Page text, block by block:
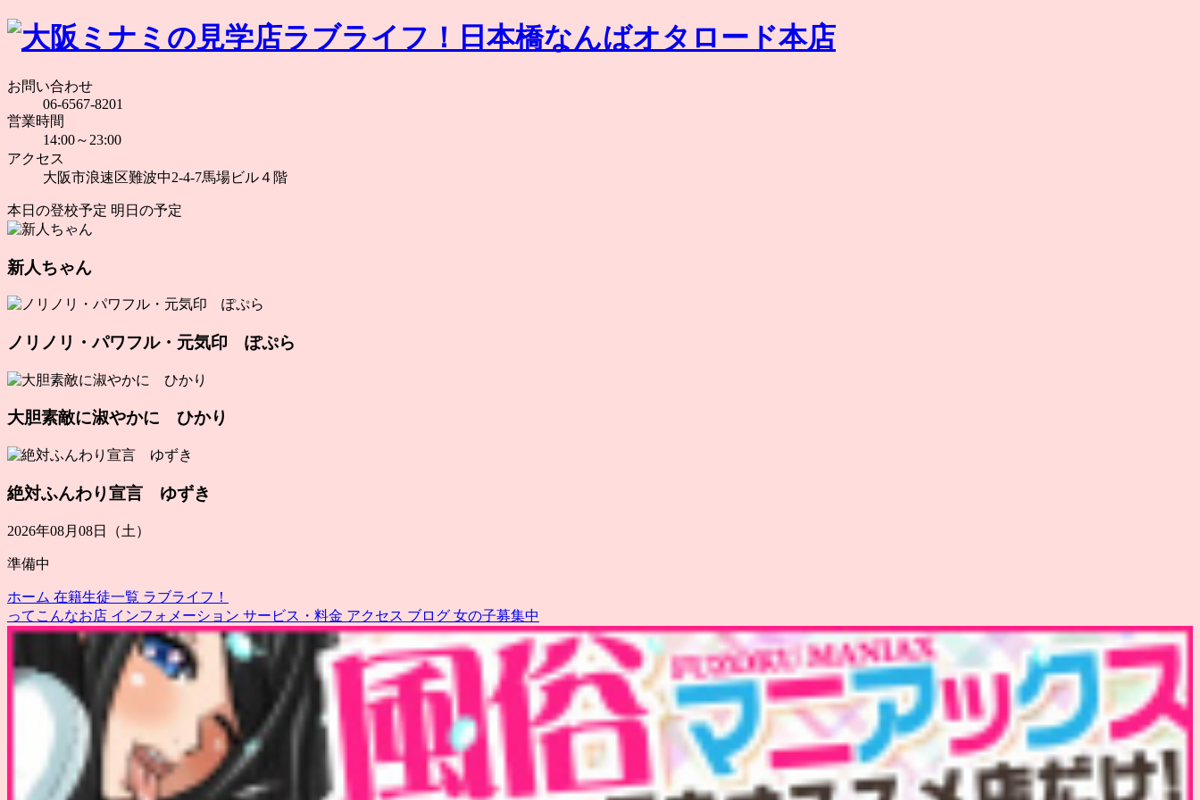
お問い合わせ
06-6567-8201
営業時間
14:00～23:00
アクセス
大阪市浪速区難波中2-4-7馬場ビル４階
本日の登校予定 明日の予定
新人ちゃん
ノリノリ・パワフル・元気印 ぽぷら
大胆素敵に淑やかに ひかり
絶対ふんわり宣言 ゆずき
2026年08月08日（土）
準備中
ホーム 在籍生徒一覧 ラブライフ！
ってこんなお店 インフォメーション サービス・料金 アクセス ブログ 女の子募集中